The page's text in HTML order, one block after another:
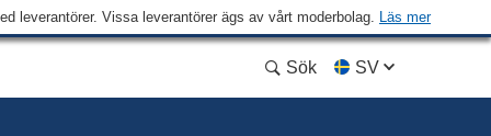
leverantörer. Vissa leverantörer ägs av vårt moderbolag. Läs mer
Sök SV